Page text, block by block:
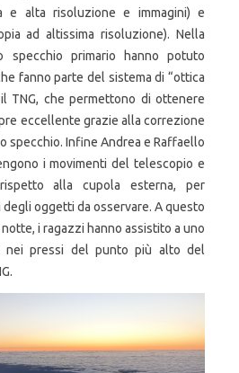
e alta risoluzione e immagini) e
ad altissima risoluzione). Nella
specchio primario hanno potuto
fanno parte del sistema di “ottica
TNG, che permettono di ottenere
eccellente grazie alla correzione
specchio. Infine Andrea e Raffaello
i movimenti del telescopio e
alla cupola esterna, per
oggetti da osservare. A questo
i ragazzi hanno assistito a uno
nei pressi del punto più alto del